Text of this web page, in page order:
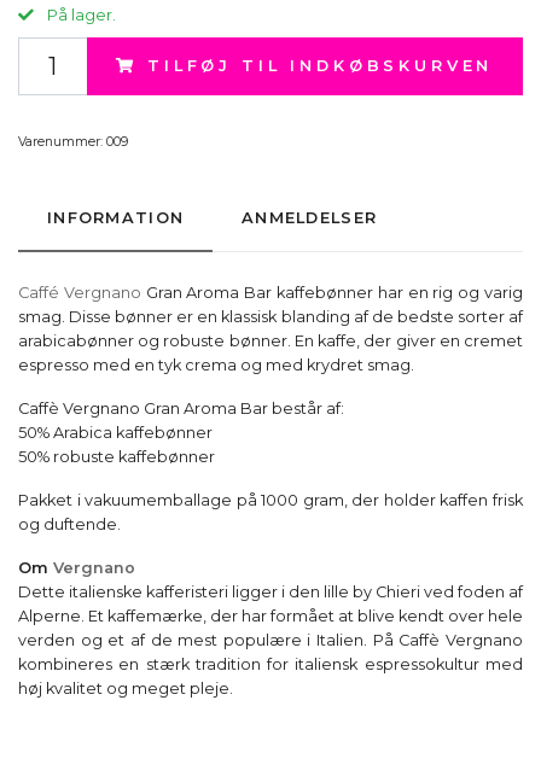
På lager.
TILFØJ TIL INDKØBSKURVEN
Varenummer: 009
INFORMATION ANMELDELSER
Caffé Vergnano Gran Aroma Bar kaffebønner har en rig og varig
smag. Disse bønner er en klassisk blanding af de bedste sorter af
arabicabønner og robuste bønner. En kaffe, der giver en cremet
espresso med en tyk crema og med krydret smag.
Caffè Vergnano Gran Aroma Bar består af:
50% Arabica kaffebønner
50% robuste kaffebønner
Pakket i vakuumemballage på 1000 gram, der holder kaffen frisk
og duftende.
Om Vergnano
Dette italienske kafferisteri ligger i den lille by Chieri ved foden af
Alperne. Et kaffemærke, der har formået at blive kendt over hele
verden og et af de mest populære i Italien. På Caffè Vergnano
kombineres en stærk tradition for italiensk espressokultur med
høj kvalitet og meget pleje.